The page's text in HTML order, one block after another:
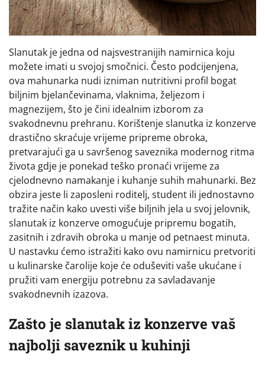
Slanutak je jedna od najsvestranijih namirnica koju
možete imati u svojoj smočnici. Često podcijenjena,
ova mahunarka nudi izniman nutritivni profil bogat
biljnim bjelančevinama, vlaknima, željezom i
magnezijem, što je čini idealnim izborom za
svakodnevnu prehranu. Korištenje slanutka iz konzerve
drastično skraćuje vrijeme pripreme obroka,
pretvarajući ga u savršenog saveznika modernog ritma
života gdje je ponekad teško pronaći vrijeme za
cjelodnevno namakanje i kuhanje suhih mahunarki. Bez
obzira jeste li zaposleni roditelj, student ili jednostavno
tražite način kako uvesti više biljnih jela u svoj jelovnik,
slanutak iz konzerve omogućuje pripremu bogatih,
zasitnih i zdravih obroka u manje od petnaest minuta.
U nastavku ćemo istražiti kako ovu namirnicu pretvoriti
u kulinarske čarolije koje će oduševiti vaše ukućane i
pružiti vam energiju potrebnu za savladavanje
svakodnevnih izazova.
Zašto je slanutak iz konzerve vaš
najbolji saveznik u kuhinji